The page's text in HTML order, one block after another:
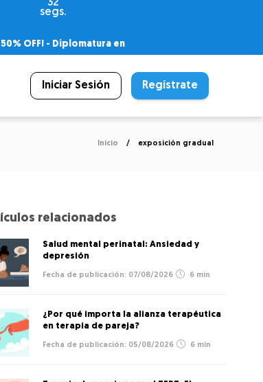
32
segs.
OFF! - Diplomatura en
– Certificado Universitario
Iniciar Sesión Regístrate
Inicio exposición gradual
relacionados
Salud mental perinatal: Ansiedad y
depresión
07/08/2026 6 min
¿Por qué importa la alianza terapéutica
en terapia de pareja?
05/08/2026 6 min